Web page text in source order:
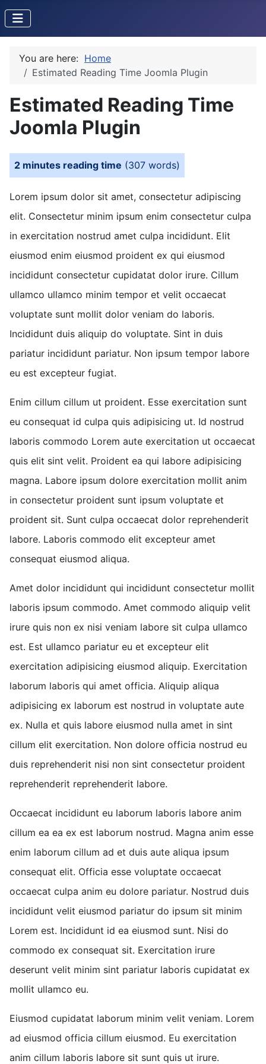
You are here: Home
Estimated Reading Time Joomla Plugin
Estimated Reading Time
Joomla Plugin
2 minutes reading time (307 words)
Lorem ipsum dolor sit amet, consectetur adipiscing
elit. Consectetur minim ipsum enim consectetur culpa
in exercitation nostrud amet culpa incididunt. Elit
eiusmod enim eiusmod proident ex qui eiusmod
incididunt consectetur cupidatat dolor irure. Cillum
ullamco ullamco minim tempor et velit occaecat
voluptate sunt mollit dolor veniam do laboris.
Incididunt duis aliquip do voluptate. Sint in duis
pariatur incididunt pariatur. Non ipsum tempor labore
eu est excepteur fugiat.
Enim cillum cillum ut proident. Esse exercitation sunt
eu consequat id culpa quis adipisicing ut. Id nostrud
laboris commodo Lorem aute exercitation ut occaecat
quis elit sint velit. Proident ea qui labore adipisicing
magna. Labore ipsum dolore exercitation mollit anim
in consectetur proident sunt ipsum voluptate et
proident sit. Sunt culpa occaecat dolor reprehenderit
labore. Laboris commodo elit excepteur amet
consequat eiusmod aliqua.
Amet dolor incididunt qui incididunt consectetur mollit
laboris ipsum commodo. Amet commodo aliquip velit
irure quis non ex nisi veniam labore sit culpa ullamco
est. Est ullamco pariatur eu et excepteur elit
exercitation adipisicing eiusmod aliquip. Exercitation
laborum laboris qui amet officia. Aliquip aliqua
adipisicing ex laborum est nostrud in voluptate aute
ex. Nulla et quis labore eiusmod nulla amet in sint
cillum elit exercitation. Non dolore officia nostrud eu
duis reprehenderit nisi non sint consectetur proident
reprehenderit reprehenderit labore.
Occaecat incididunt eu laborum laboris labore anim
cillum ea ea ex est laborum nostrud. Magna anim esse
enim laborum cillum ad et duis aute aliqua ipsum
consequat elit. Officia esse voluptate occaecat
occaecat culpa anim eu dolore pariatur. Nostrud duis
incididunt velit eiusmod pariatur do ipsum sit minim
Lorem est. Incididunt id ea eiusmod sunt. Nisi do
commodo ex consequat sit. Exercitation irure
deserunt velit minim sint pariatur laboris cupidatat ex
mollit ullamco eu.
Eiusmod cupidatat laborum minim velit veniam. Lorem
ad eiusmod officia cillum eiusmod. Eu exercitation
anim cillum laboris labore sit sunt quis ut irure.